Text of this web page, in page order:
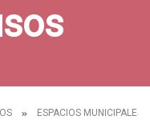
ESPACIOS MUNICIPALES